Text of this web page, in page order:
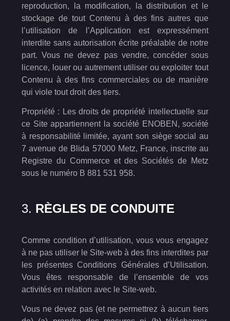
reproduction, la modification, la distribution et le
stockage de tout Contenu à des fins autres que
l’utilisation de l’Application est expressément
interdite sans autorisation écrite préalable de notre
part. Vous ne devez pas vendre, concéder sous
licence, louer ou autrement utiliser ou exploiter tout
Contenu à des fins commerciales ou de manière
qui viole tout droit des tiers.
Propriété : Les droits de propriété intellectuelle sur
ce Site appartiennent la société ENOBEN, société
à responsabilité limitée, ayant son siège social au
7 avenue de Blida 57000 Metz, France, inscrite au
Registre du Commerce et des Sociétés de Metz
sous le numéro B 881 531 958.
3. RÈGLES DE CONDUITE
Comme condition d’utilisation, vous vous engagez
à ne pas utiliser le Site-web à des fins interdites par
les présentes Conditions Générales d’Utilisation.
Vous êtes responsable de l’ensemble de vos
activités en relation avec le Site-web.
Vous ne devez pas (et ne permettrez à aucun tiers